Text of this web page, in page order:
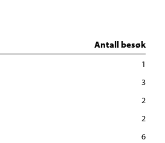
Antall besøk
1
3
2
2
6